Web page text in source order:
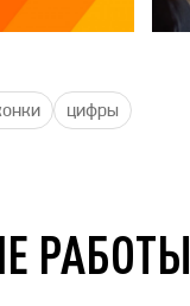
цифры
РАБОТЫ